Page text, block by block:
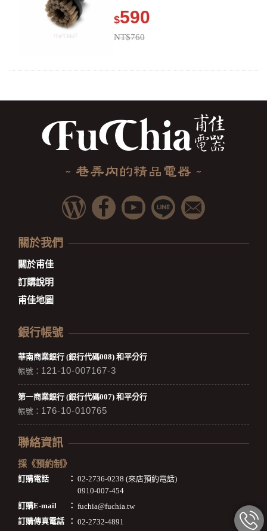
$590
NT$760
關於我們
關於甫佳
訂購說明
甫佳地圖
銀行帳號
華南商業銀行 (銀行代碼008) 和平分行
帳號： 121-10-007167-3
第一商業銀行 (銀行代碼007) 和平分行
帳號： 176-10-010765
聯絡資訊
採《預約制》
訂購電話 ： 02-2736-0238 (來店預約電話)
0910-007-454
訂購E-mail
： fuchia@fuchia.tw
訂購傳真電話
： 02-2732-4891